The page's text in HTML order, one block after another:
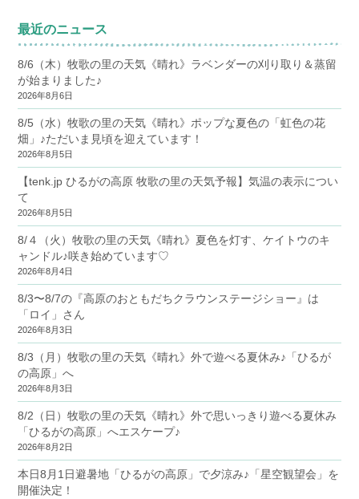
最近のニュース
8/6（木）牧歌の里の天気《晴れ》ラベンダーの刈り取り＆蒸留
が始まりました♪
2026年8月6日
8/5（水）牧歌の里の天気《晴れ》ポップな夏色の「虹色の花
畑」♪ただいま見頃を迎えています！
2026年8月5日
【tenk.jp ひるがの高原 牧歌の里の天気予報】気温の表示につい
て
2026年8月5日
8/４（火）牧歌の里の天気《晴れ》夏色を灯す、ケイトウのキ
ャンドル♪咲き始めています♡
2026年8月4日
8/3〜8/7の『高原のおともだちクラウンステージショー』は
「ロイ」さん
2026年8月3日
8/3（月）牧歌の里の天気《晴れ》外で遊べる夏休み♪「ひるが
の高原」へ
2026年8月3日
8/2（日）牧歌の里の天気《晴れ》外で思いっきり遊べる夏休み
「ひるがの高原」へエスケープ♪
2026年8月2日
本日8月1日避暑地「ひるがの高原」で夕涼み♪「星空観望会」を
開催決定！